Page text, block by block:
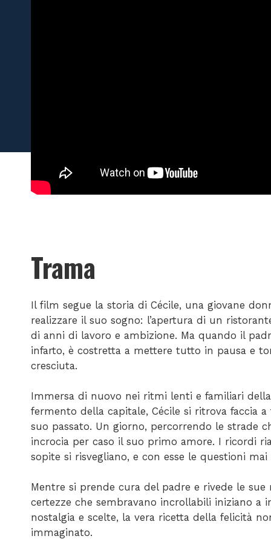
Trama
Il film segue la storia di Cécile, una giovane
realizzare il suo sogno: l’apertura di un
di anni di lavoro e ambizione. Ma quando il
infarto, è costretta a mettere tutto in pausa e
cresciuta.
Immersa di nuovo nei ritmi lenti e familiari
fermento della capitale, Cécile si ritrova faccia
suo passato. Un giorno, percorrendo le strade
incrocia per caso il suo primo amore. I ricordi
sopite si risvegliano, e con esse le questioni
Mentre si prende cura del padre e rivede le
certezze che sembravano incrollabili iniziano a
nostalgia e scelte, la vera ricetta della felicità
immaginato.